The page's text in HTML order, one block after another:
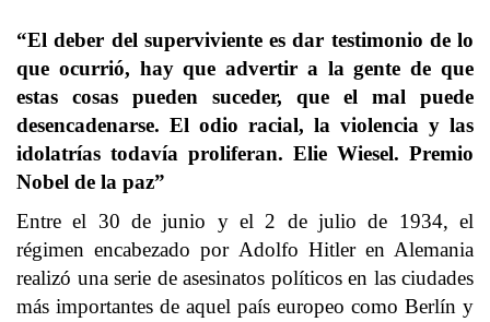
“El deber del superviviente es dar testimonio de lo
que ocurrió, hay que advertir a la gente de que
estas cosas pueden suceder, que el mal puede
desencadenarse. El odio racial, la violencia y las
idolatrías todavía proliferan. Elie Wiesel. Premio
Nobel de la paz”
Entre el 30 de junio y el 2 de julio de 1934, el
régimen encabezado por Adolfo Hitler en Alemania
realizó una serie de asesinatos políticos en las ciudades
más importantes de aquel país europeo como Berlín y